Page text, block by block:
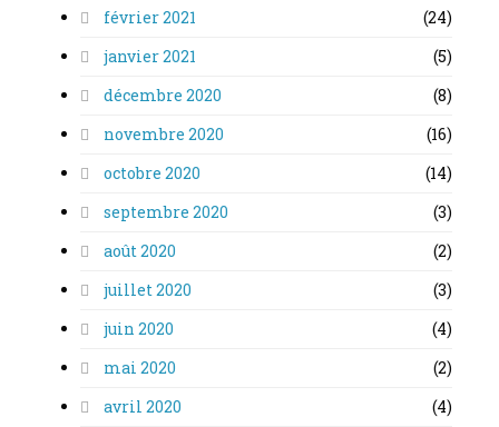
février 2021
(24)
janvier 2021
(5)
décembre 2020
(8)
novembre 2020
(16)
octobre 2020
(14)
septembre 2020
(3)
août 2020
(2)
juillet 2020
(3)
juin 2020
(4)
mai 2020
(2)
avril 2020
(4)